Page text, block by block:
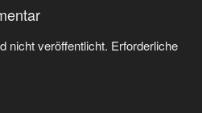
nicht veröffentlicht. Erforderliche